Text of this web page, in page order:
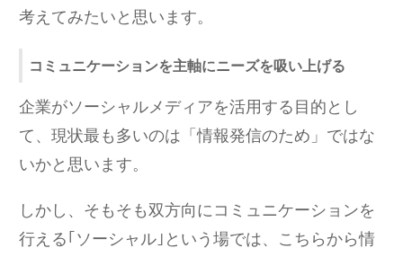
考えてみたいと思います。
コミュニケーションを主軸にニーズを吸い上げる
企業がソーシャルメディアを活用する目的とし
て、現状最も多いのは「情報発信のため」ではな
いかと思います。
しかし、そもそも双方向にコミュニケーションを
行える｢ソーシャル｣という場では、こちらから情